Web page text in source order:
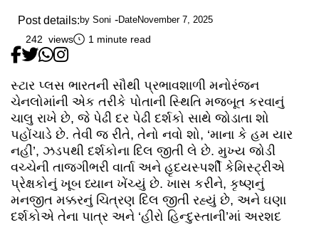
Post details: by Soni DateNovember 7, 2025
242 views 1 minute read
સ્ટાર પ્લસ ભારતની સૌથી પ્રભાવશાળી મનોરંજન
ચેનલોમાંની એક તરીકે પોતાની સ્થિતિ મજબૂત કરવાનું
ચાલુ રાખે છે, જે પેઢી દર પેઢી દર્શકો સાથે જોડાતા શો
પહોંચાડે છે. તેવી જ રીતે, તેનો નવો શો, ‘માના કે હમ યાર
નહીં’, ઝડપથી દર્શકોના દિલ જીતી લે છે. મુખ્ય જોડી
વચ્ચેની તાજગીભરી વાર્તા અને હૃદયસ્પર્શી કેમિસ્ટ્રીએ
પ્રેક્ષકોનું ખૂબ ધ્યાન ખેંચ્યું છે. ખાસ કરીને, કૃષ્ણનું
મનજીત મક્કરનું ચિત્રણ દિલ જીતી રહ્યું છે, અને ઘણા
દર્શકોએ તેના પાત્ર અને ‘હીરો હિન્દુસ્તાની’માં અરશદ